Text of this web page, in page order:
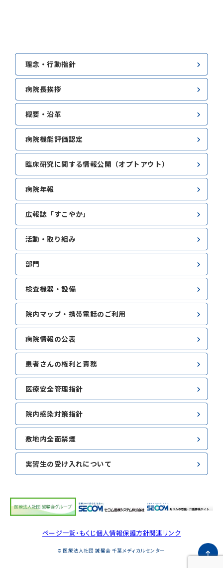
理念・行動指針
病院長挨拶
概要・沿革
病院機能評価認定
臨床研究に関する情報公開（オプトアウト）
病院年報
広報誌「すこやか」
活動・取り組み
部門
検査機器・設備
院内マップ・携帯電話のご利用
病院情報の公表
患者さんの権利と責務
医療安全管理指針
院内感染対策指針
敷地内全面禁煙
実習生の受け入れについて
ページ一覧・もくじ個人情報保護方針関連リンク
© 医療法人社団 誠馨会 千葉メディカルセンター